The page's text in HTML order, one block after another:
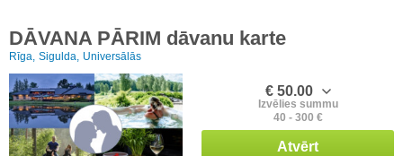
DĀVANA PĀRIM dāvanu karte
Rīga, Sigulda, Universālās
€ 50.00
Izvēlies summu
40 - 300 €
Atvērt